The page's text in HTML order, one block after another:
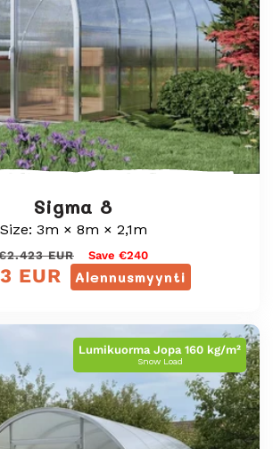
Sigma 8
Size: 3m × 8m × 2,1m
Normaali
hinta
EUR Save €240
Alennusmyynti
Myyntihinta
EUR
Lumikuorma Jopa 160 kg/m²
Snow Load